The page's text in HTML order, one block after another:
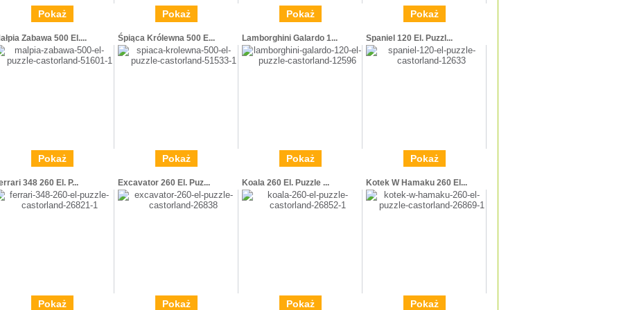
Pokaż Pokaż Pokaż Pokaż
Zabawa 500 El....
Pokaż
Śpiąca Królewna 500 E...
Pokaż
Lamborghini Galardo 1...
Pokaż
Spaniel 120 El. Puzzl...
Pokaż
348 260 El. P...
Pokaż
Excavator 260 El. Puz...
Pokaż
Koala 260 El. Puzzle ...
Pokaż
Kotek W Hamaku 260 El...
Pokaż